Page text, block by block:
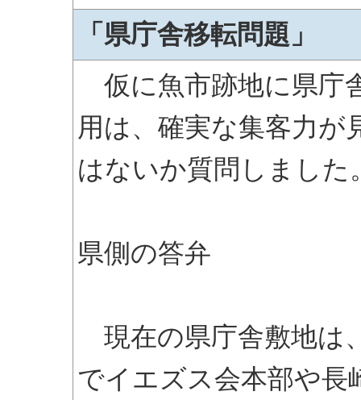
「県庁舎移転問題」
仮に魚市跡地に県庁
用は、確実な集客力が
はないか質問しました
県側の答弁
現在の県庁舎敷地は
でイエズス会本部や長